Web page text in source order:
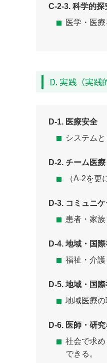
C-2-3. 科学的探
医学・医
D. 実践（実践
D-1. 医療安全
システム
D-2. チーム医療
（A-2を
D-3. コミュニ
患者・家
D-4. 地域・国
福祉・介
D-5. 地域・国
地域医療
D-6. 医師・研
社会で求
できる。